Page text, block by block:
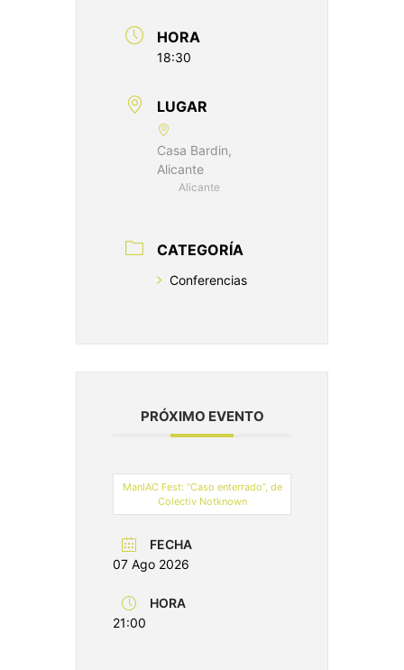
HORA
18:30
LUGAR
Casa Bardin,
Alicante
Alicante
CATEGORÍA
Conferencias
PRÓXIMO EVENTO
ManIAC Fest: “Caso enterrado”, de
Colectiv Notknown
FECHA
07 Ago 2026
HORA
21:00